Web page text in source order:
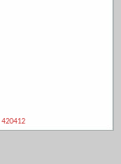
420412